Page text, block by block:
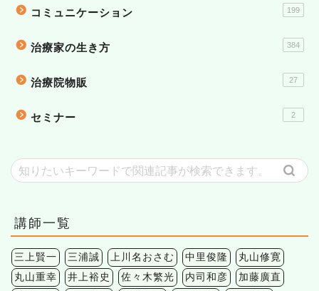
コミュニケーション 199
治療家の生き方 384
治療院物販 27
セミナー 2
講師一覧
三上賢一 三浦誠 上川名おさむ 中里俊隆
丸山修寛
丸山重幸
井上裕史 佐々木繁光 内司和彦
加藤廣直